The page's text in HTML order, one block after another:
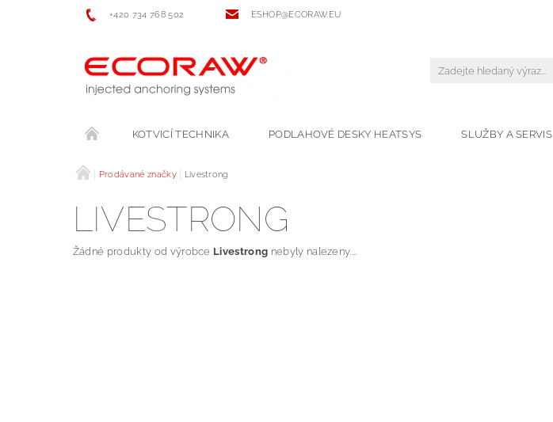
+420 734 768 502 ESHOP@ECORAW.EU
KOTVICÍ TECHNIKA PODLAHOVÉ DESKY HEATSYS SLUŽBY A SERVIS
Prodávané značky Livestrong
LIVESTRONG
Žádné produkty od výrobce Livestrong nebyly nalezeny....